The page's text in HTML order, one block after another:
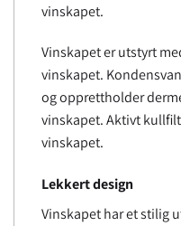
vinskapet.
Vinskapet er utstyrt
vinskapet.
og opprettholder
vinskapet. Aktivt
vinskapet.
Lekkert design
Vinskapet har et stilig